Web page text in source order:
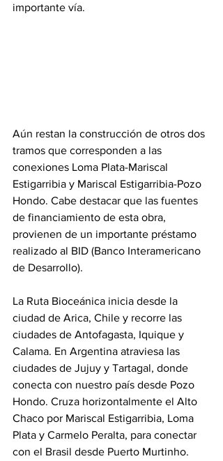
importante vía.
Aún restan la construcción de otros dos
tramos que corresponden a las
conexiones Loma Plata-Mariscal
Estigarribia y Mariscal Estigarribia-Pozo
Hondo. Cabe destacar que las fuentes
de financiamiento de esta obra,
provienen de un importante préstamo
realizado al BID (Banco Interamericano
de Desarrollo).
La Ruta Bioceánica inicia desde la
ciudad de Arica, Chile y recorre las
ciudades de Antofagasta, Iquique y
Calama. En Argentina atraviesa las
ciudades de Jujuy y Tartagal, donde
conecta con nuestro país desde Pozo
Hondo. Cruza horizontalmente el Alto
Chaco por Mariscal Estigarribia, Loma
Plata y Carmelo Peralta, para conectar
con el Brasil desde Puerto Murtinho.